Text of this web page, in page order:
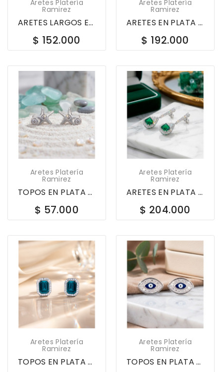
Aretes Platería
Ramirez
ARETES LARGOS EN PLATA LEY 925 LAGRIMAS CON...
$ 152.000
Aretes Platería
Ramirez
ARETES EN PLATA LEY 925 CIRCULOS CON CIRCONES...
$ 192.000
Aretes Platería
Ramirez
TOPOS EN PLATA LEY 925 ESTRELLA CON CIRCONES...
$ 57.000
Aretes Platería
Ramirez
ARETES EN PLATA LEY 925 GOTA CON PIEDRA...
$ 204.000
Aretes Platería
Ramirez
TOPOS EN PLATA LEY 925 RECTANGULAR PIEDRA CON...
Aretes Platería
Ramirez
TOPOS EN PLATA LEY 925 OJO TURCO CON CIRCONES...